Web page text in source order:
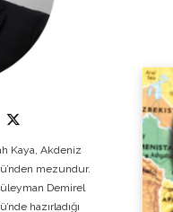
Kaya, Akdeniz
mezundur.
Demirel
hazırladığı